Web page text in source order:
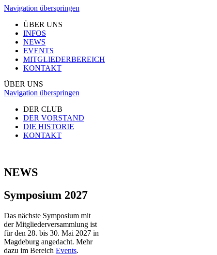
Navigation überspringen
ÜBER UNS
INFOS
NEWS
EVENTS
MITGLIEDERBEREICH
KONTAKT
ÜBER UNS
Navigation überspringen
DER CLUB
DER VORSTAND
DIE HISTORIE
KONTAKT
NEWS
Symposium 2027
Das nächste Symposium mit
der Mitgliederversammlung ist
für den 28. bis 30. Mai 2027 in
Magdeburg angedacht. Mehr
dazu im Bereich Events.